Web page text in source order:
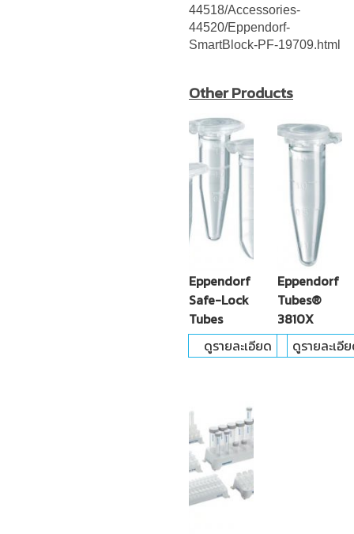
44518/Accessories-
44520/Eppendorf-
SmartBlock-PF-19709.html
Other Products
Eppendorf
Safe-Lock
Tubes
ดูรายละเอียด
Eppendorf
Tubes®
3810X
ดูรายละเอี